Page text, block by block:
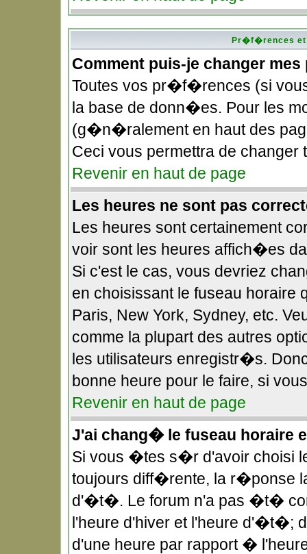
Pr�f�rences
Comment puis-je changer
Toutes vos pr�f�rences (si
la base de donn�es. Pour les
(g�n�ralement en haut des
Ceci vous permettra de
Revenir en haut de page
Les heures ne sont pas
Les heures sont certainement
voir sont les heures affich�es
Si c'est le cas, vous devriez
en choisissant le fuseau horaire
Paris, New York, Sydney, etc.
comme la plupart des autres
les utilisateurs enregistr�s.
bonne heure pour le faire, si
Revenir en haut de page
J'ai chang� le fuseau horaire
Si vous �tes s�r d'avoir choisi
toujours diff�rente, la r�ponse
d'�t�. Le forum n'a pas �t�
l'heure d'hiver et l'heure
d'une heure par rapport �